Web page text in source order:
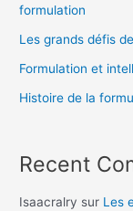
formulation
Les grands défis
Formulation et
Histoire de la
Recent
Isaacralry sur Les